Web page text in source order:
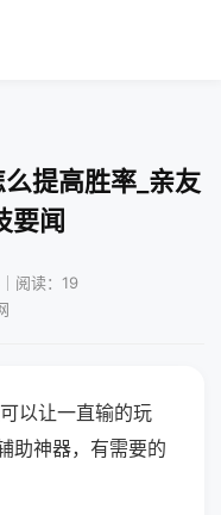
提高胜率_亲友
要闻
阅读：19
以让一直输的玩
助神器，有需要的